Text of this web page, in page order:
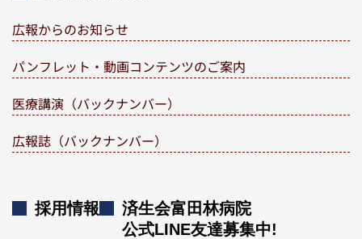
広報からのお知らせ
パンフレット・動画コンテンツのご案内
医療講演（バックナンバー）
広報誌（バックナンバー）
採用情報
済生会富田林病院
公式LINE友達募集中!